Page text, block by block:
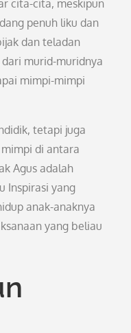
cita-cita, meskipun
penuh liku dan
dan teladan
murid-muridnya
mimpi-mimpi
tetapi juga
di antara
Agus adalah
Inspirasi yang
anak-anaknya
yang beliau